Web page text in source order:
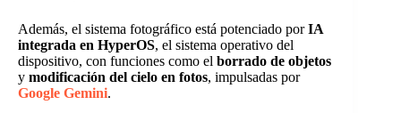
Además, el sistema fotográfico está potenciado porIA
integrada en HyperOS, el sistema operativo del
dispositivo, con funciones como el borrado de objetos
y modificación del cielo en fotos, impulsadas por
Google Gemini.